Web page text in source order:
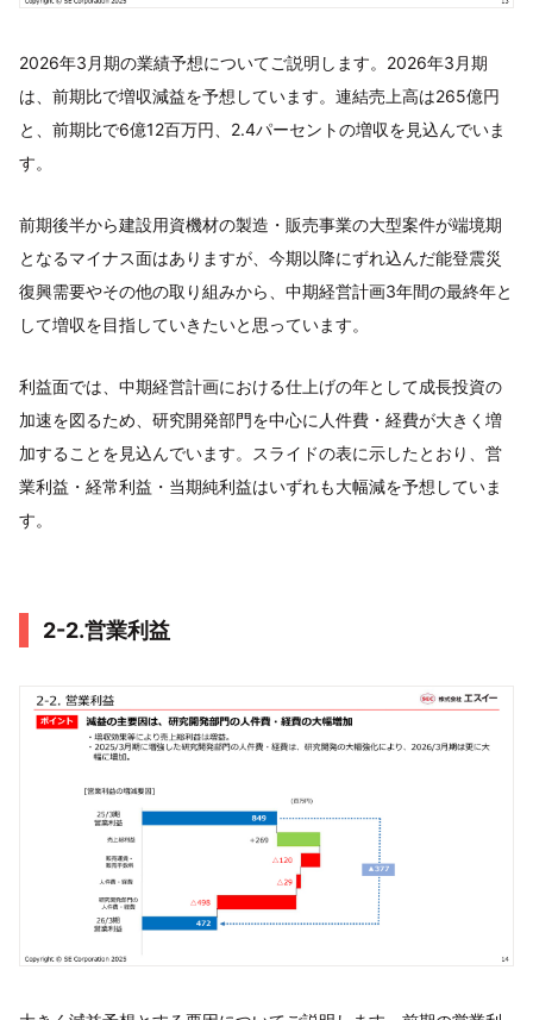
2026年3月期の業績予想についてご説明します。2026年3月期
は、前期比で増収減益を予想しています。連結売上高は265億円
と、前期比で6億12百万円、2.4パーセントの増収を見込んでいま
す。
前期後半から建設用資機材の製造・販売事業の大型案件が端境期
となるマイナス面はありますが、今期以降にずれ込んだ能登震災
復興需要やその他の取り組みから、中期経営計画3年間の最終年と
して増収を目指していきたいと思っています。
利益面では、中期経営計画における仕上げの年として成長投資の
加速を図るため、研究開発部門を中心に人件費・経費が大きく増
加することを見込んでいます。スライドの表に示したとおり、営
業利益・経常利益・当期純利益はいずれも大幅減を予想していま
す。
2-2.営業利益